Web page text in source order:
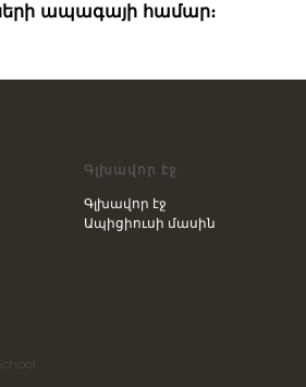
ապագայի համար։
Գլխավոր էջ
Գլխավոր էջ
Ապիցիուսի մասին